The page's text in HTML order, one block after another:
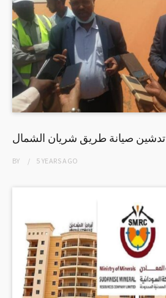
تدشين صيانة طريق شريان الشمال
BY 5 YEARSAGO